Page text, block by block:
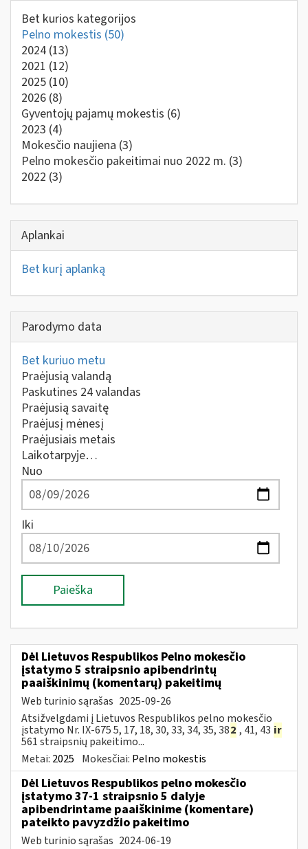
Bet kurios kategorijos
Pelno mokestis (50)
2024 (13)
2021 (12)
2025 (10)
2026 (8)
Gyventojų pajamų mokestis (6)
2023 (4)
Mokesčio naujiena (3)
Pelno mokesčio pakeitimai nuo 2022 m. (3)
2022 (3)
Aplankai
Bet kurį aplanką
Parodymo data
Bet kuriuo metu
Praėjusią valandą
Paskutines 24 valandas
Praėjusią savaitę
Praėjusį mėnesį
Praėjusiais metais
Laikotarpyje…
Nuo
Iki
Paieška
Dėl Lietuvos Respublikos Pelno mokesčio
įstatymo 5 straipsnio apibendrintų
paaiškinimų (komentarų) pakeitimų
Web turinio sąrašas 2025-09-26
Atsižvelgdami į Lietuvos Respublikos pelno mokesčio
įstatymo Nr. IX-675 5, 17, 18, 30, 33, 34, 35, 382 , 41, 43 ir
561 straipsnių pakeitimo...
Metai: 2025 Mokesčiai: Pelno mokestis
Dėl Lietuvos Respublikos pelno mokesčio
įstatymo 37-1 straipsnio 5 dalyje
apibendrintame paaiškinime (komentare)
pateikto pavyzdžio pakeitimo
Web turinio sąrašas 2024-06-19